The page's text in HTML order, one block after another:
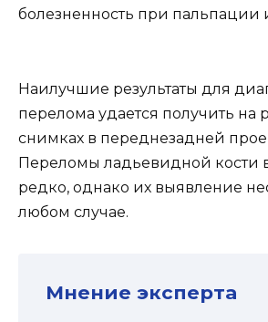
болезненность при пальпации
Наилучшие результаты для
перелома удается получить на
снимках в переднезадней
Переломы ладьевидной кости
редко, однако их выявление
любом случае.
Мнение эксперта